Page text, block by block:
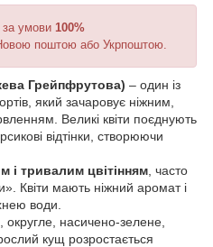
за умови 100%
поштою або Укрпоштою.
Грейпфрутова) – один із
який зачаровує ніжним,
Великі квіти поєднують
відтінки, створюючи
і тривалим цвітінням , часто
Квіти мають ніжний аромат і
води.
округле, насичено-зелене,
кущ розростається